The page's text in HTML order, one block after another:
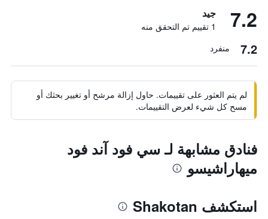
7.2 جيد
1 تقييم تم التحقق منه
7.2 منفرد
لم يتم العثور على تقييمات. حاول إزالة مرشح أو تغيير بحثك أو
مسح كل شيء لعرض التقييمات.
فنادق مشابهة لـ سي فود آند فود
ميهاراشيسو
استكشف Shakotan